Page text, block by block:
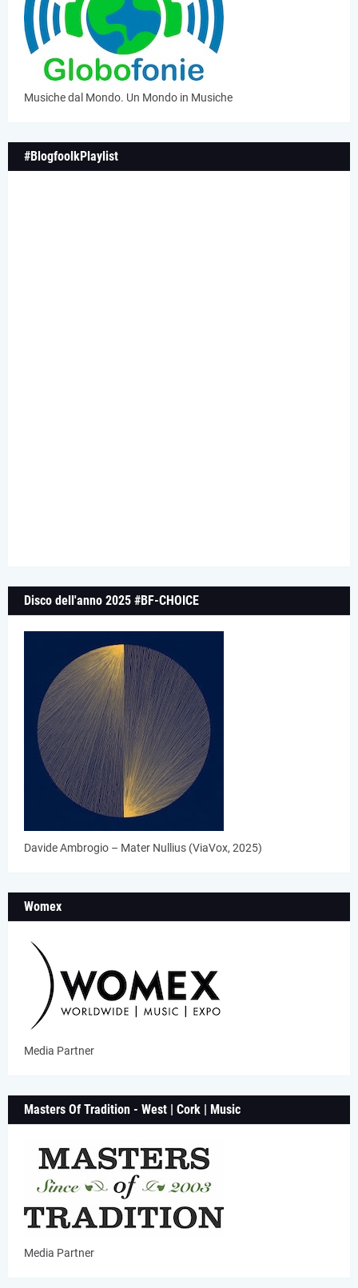
Musiche dal Mondo. Un Mondo in Musiche
#BlogfoolkPlaylist
Disco dell'anno 2025 #BF-CHOICE
Davide Ambrogio – Mater Nullius (ViaVox, 2025)
Womex
Media Partner
Masters Of Tradition - West | Cork | Music
Media Partner